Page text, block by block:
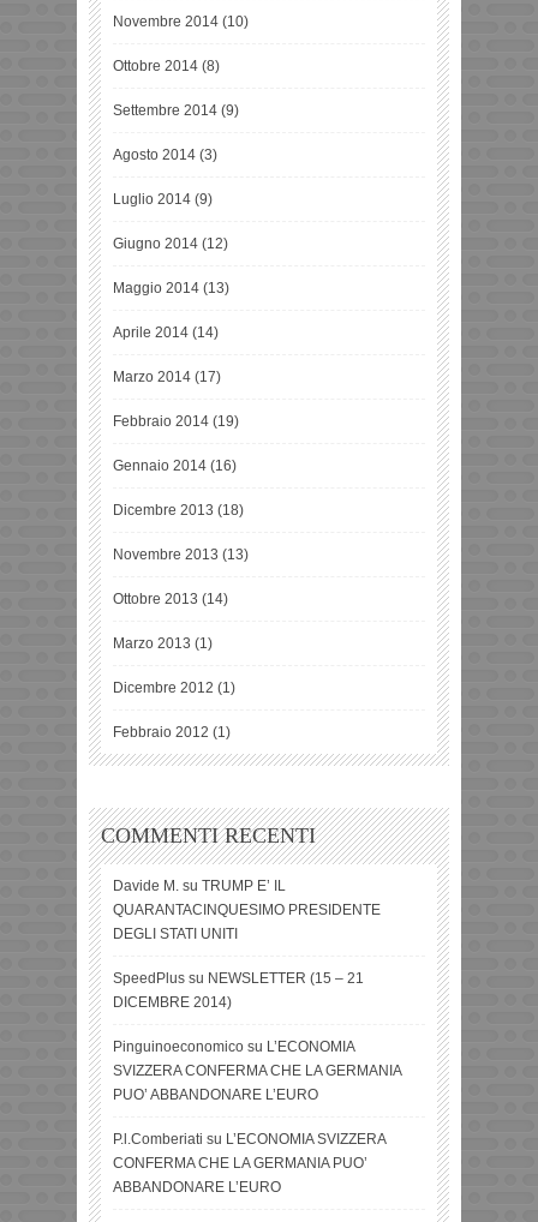
Novembre 2014 (10)
Ottobre 2014 (8)
Settembre 2014 (9)
Agosto 2014 (3)
Luglio 2014 (9)
Giugno 2014 (12)
Maggio 2014 (13)
Aprile 2014 (14)
Marzo 2014 (17)
Febbraio 2014 (19)
Gennaio 2014 (16)
Dicembre 2013 (18)
Novembre 2013 (13)
Ottobre 2013 (14)
Marzo 2013 (1)
Dicembre 2012 (1)
Febbraio 2012 (1)
COMMENTI RECENTI
Davide M. su TRUMP E’ IL
QUARANTACINQUESIMO PRESIDENTE
DEGLI STATI UNITI
SpeedPlus su NEWSLETTER (15 – 21
DICEMBRE 2014)
Pinguinoeconomico su L’ECONOMIA
SVIZZERA CONFERMA CHE LA GERMANIA
PUO’ ABBANDONARE L’EURO
P.l.Comberiati su L’ECONOMIA SVIZZERA
CONFERMA CHE LA GERMANIA PUO’
ABBANDONARE L’EURO